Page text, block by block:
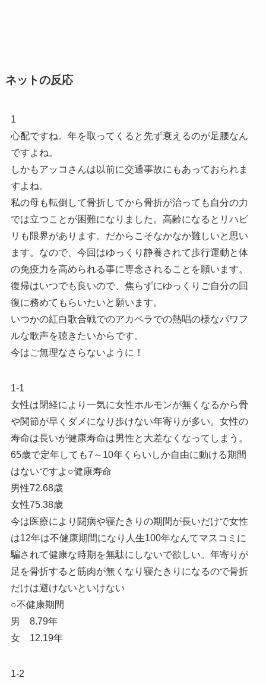
ネットの反応
1
心配ですね。年を取ってくると先ず衰えるのが足腰なん
ですよね。
しかもアッコさんは以前に交通事故にもあっておられま
すよね。
私の母も転倒して骨折してから骨折が治っても自分の力
では立つことが困難になりました。高齢になるとリハビ
リも限界があります。だからこそなかなか難しいと思い
ます。なので、今回はゆっくり静養されて歩行運動と体
の免疫力を高められる事に専念されることを願います。
復帰はいつでも良いので、焦らずにゆっくりご自分の回
復に務めてもらいたいと願います。
いつかの紅白歌合戦でのアカペラでの熱唱の様なパワフ
ルな歌声を聴きたいからです。
今はご無理なさらないように！
1-1
女性は閉経により一気に女性ホルモンが無くなるから骨
や関節が早くダメになり歩けない年寄りが多い。女性の
寿命は長いが健康寿命は男性と大差なくなってしまう。
65歳で定年しても7～10年くらいしか自由に動ける期間
はないですよ○健康寿命
男性72.68歳
女性75.38歳
今は医療により闘病や寝たきりの期間が長いだけで女性
は12年は不健康期間になり人生100年なんてマスコミに
騙されて健康な時期を無駄にしないで欲しい。年寄りが
足を骨折すると筋肉が無くなり寝たきりになるので骨折
だけは避けないといけない
○不健康期間
男 8.79年
女 12.19年
1-2